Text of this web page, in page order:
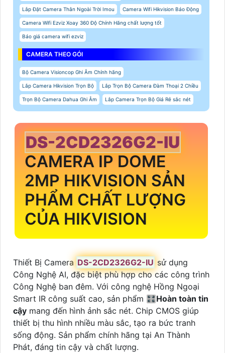
Lắp Đặt Camera Thân Ngoài Trời Imou Camera Wifi Hikvision Báo Động
Camera Wifi Ezviz Xoay 360 Độ Chính Hãng chất lượng tốt
Báo giá camera wifi ezviz
CAMERA THEO GÓI
Bộ Camera Visioncop Ghi Âm Chính hãng
Lắp Camera Hikvision Trọn Bộ Lắp Trọn Bộ Camera Đàm Thoại 2 Chiều
Trọn Bộ Camera Dahua Ghi Âm Lắp Camera Trọn Bộ Giá Rẻ sắc nét
DS-2CD2326G2-IU
CAMERA IP DOME
2MP HIKVISION SẢN
PHẨM CHẤT LƯỢNG
CỦA HIKVISION
Thiết Bị Camera DS-2CD2326G2-IU sử dụng
Công Nghệ AI, đặc biệt phù hợp cho các công trình
Công Nghệ ban đêm. Với công nghệ Hồng Ngoại
Smart IR công suất cao, sản phẩm 🎛Hoàn toàn tin
cậy mang đến hình ảnh sắc nét. Chip CMOS giúp
thiết bị thu hình nhiều màu sắc, tạo ra bức tranh
sống động. Sản phẩm chính hãng tại An Thành
Phát, đáng tin cậy và chất lượng.